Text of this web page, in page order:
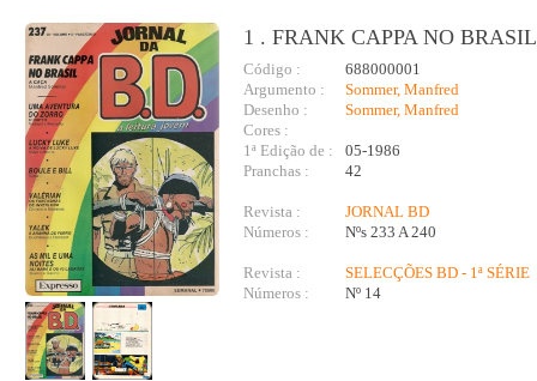
1 . FRANK CAPPA NO BRASIL
Código :
688000001
Argumento :
Sommer, Manfred
Desenho :
Sommer, Manfred
Cores :
1ª Edição de :
05-1986
Pranchas :
42
Revista :
JORNAL BD
Números :
Nºs 233 A 240
Revista :
SELECÇÕES BD - 1ª SÉRIE
Números :
Nº 14